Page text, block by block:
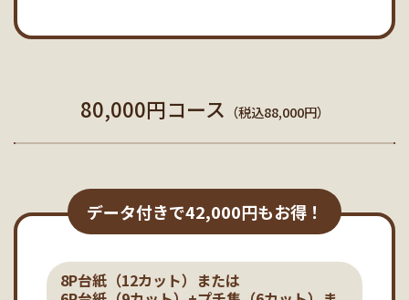
80,000円コース （税込88,000円）
データ付きで42,000円もお得！
8P台紙（12カット）または